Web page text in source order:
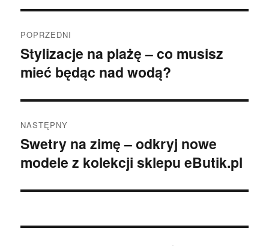
wpisu
POPRZEDNI
Poprzedni
wpis:
Stylizacje na plażę – co musisz
mieć będąc nad wodą?
NASTĘPNY
Następny
wpis:
Swetry na zimę – odkryj nowe
modele z kolekcji sklepu eButik.pl